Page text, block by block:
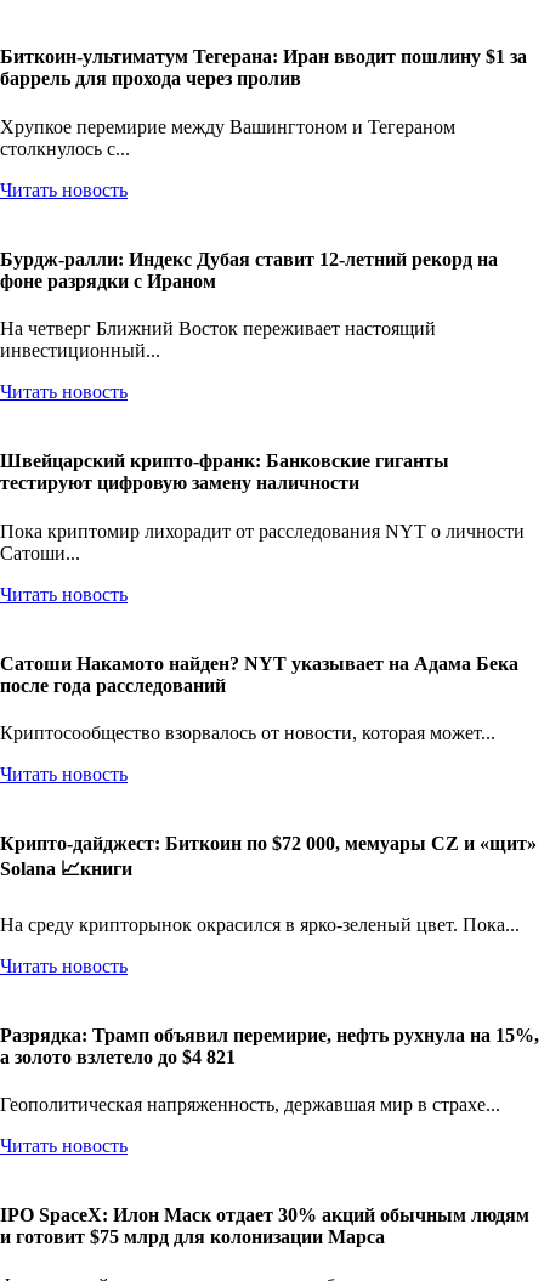
Биткоин-ультиматум Тегерана: Иран вводит пошлину $1 за
баррель для прохода через пролив
Хрупкое перемирие между Вашингтоном и Тегераном
столкнулось с...
Читать новость
Бурдж-ралли: Индекс Дубая ставит 12-летний рекорд на
фоне разрядки с Ираном
На четверг Ближний Восток переживает настоящий
инвестиционный...
Читать новость
Швейцарский крипто-франк: Банковские гиганты
тестируют цифровую замену наличности
Пока криптомир лихорадит от расследования NYT о личности
Сатоши...
Читать новость
Сатоши Накамото найден? NYT указывает на Адама Бека
после года расследований
Криптосообщество взорвалось от новости, которая может...
Читать новость
Крипто-дайджест: Биткоин по $72 000, мемуары CZ и «щит»
Solana 📈книги
На среду крипторынок окрасился в ярко-зеленый цвет. Пока...
Читать новость
Разрядка: Трамп объявил перемирие, нефть рухнула на 15%,
а золото взлетело до $4 821
Геополитическая напряженность, державшая мир в страхе...
Читать новость
IPO SpaceX: Илон Маск отдает 30% акций обычным людям
и готовит $75 млрд для колонизации Марса